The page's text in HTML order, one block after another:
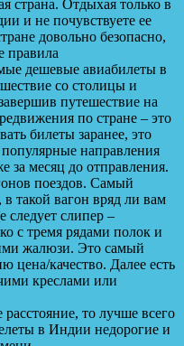
страна. Отдыхая только в
и не почувствуете ее
довольно безопасно,
правила
дешевые авиабилеты в
со столицы и
путешествие на
по стране – это
билеты заранее, это
направления
за месяц до отправления.
поездов. Самый
такой вагон вряд ли вам
следует слипер –
с тремя рядами полок и
жалюзи. Это самый
цена/качество. Далее есть
креслами или
то лучше всего
в Индии недорогие и